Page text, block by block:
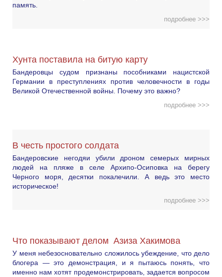
память.
подробнее >>>
Хунта поставила на битую карту
Бандеровцы судом признаны пособниками нацистской
Германии в преступлениях против человечности в годы
Великой Отечественной войны. Почему это важно?
подробнее >>>
В честь простого солдата
Бандеровские негодяи убили дроном семерых мирных
людей на пляже в селе Архипо-Осиповка на берегу
Черного моря, десятки покалечили. А ведь это место
историческое!
подробнее >>>
Что показывают делом Азиза Хакимова
У меня небезосновательно сложилось убеждение, что дело
блогера — это демонстрация, и я пытаюсь понять, что
именно нам хотят продемонстрировать, задается вопросом